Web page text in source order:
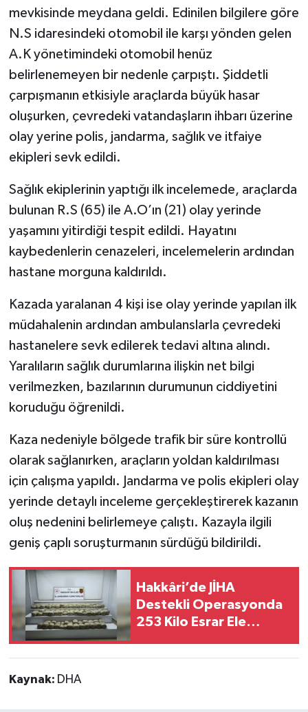
mevkisinde meydana geldi. Edinilen bilgilere göre
N.S idaresindeki otomobil ile karşı yönden gelen
A.K yönetimindeki otomobil henüz
belirlenemeyen bir nedenle çarpıştı. Şiddetli
çarpışmanın etkisiyle araçlarda büyük hasar
oluşurken, çevredeki vatandaşların ihbarı üzerine
olay yerine polis, jandarma, sağlık ve itfaiye
ekipleri sevk edildi.
Sağlık ekiplerinin yaptığı ilk incelemede, araçlarda
bulunan R.S (65) ile A.O’ın (21) olay yerinde
yaşamını yitirdiği tespit edildi. Hayatını
kaybedenlerin cenazeleri, incelemelerin ardından
hastane morguna kaldırıldı.
Kazada yaralanan 4 kişi ise olay yerinde yapılan ilk
müdahalenin ardından ambulanslarla çevredeki
hastanelere sevk edilerek tedavi altına alındı.
Yaralıların sağlık durumlarına ilişkin net bilgi
verilmezken, bazılarının durumunun ciddiyetini
koruduğu öğrenildi.
Kaza nedeniyle bölgede trafik bir süre kontrollü
olarak sağlanırken, araçların yoldan kaldırılması
için çalışma yapıldı. Jandarma ve polis ekipleri olay
yerinde detaylı inceleme gerçekleştirerek kazanın
oluş nedenini belirlemeye çalıştı. Kazayla ilgili
geniş çaplı soruşturmanın sürdüğü bildirildi.
Hakkâri’de JİHA
Destekli Operasyonda
253 Kilo Esrar Ele
Kaynak: DHA